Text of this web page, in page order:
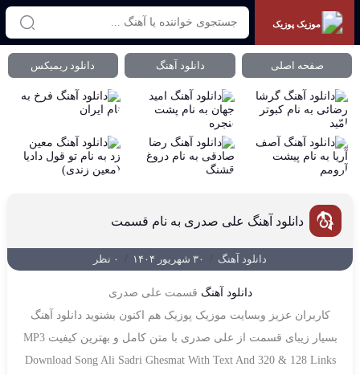
موزیک پوزیک
صفحه اصلی دانلود آهنگ دانلود ریمیکس
دانلود آهنگ علی صدری به نام قسمت
دانلود آهنگ / ۳۰ شهریور ۱۴۰۴ / ۰ نظر
دانلود آهنگ قسمت علی صدری
کاربران عزیز وبسایت موزیک پوزیک هم اکنون بشنوید دانلود آهنگ
بسیار زیبای قسمت از علی صدری با متن کامل و بهترین کیفیت MP3
Download Song Ali Sadri Ghesmat With Text And 320 & 128 Links